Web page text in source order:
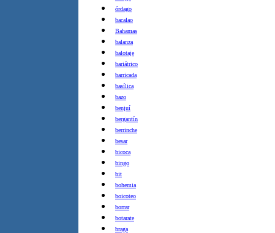
órdago
bacalao
Bahamas
balanza
balotaje
bariátrico
barricada
basílica
bazo
benjuí
bergantín
berrinche
besar
bicoca
bingo
bit
bohemia
boicoteo
borrar
botarate
braga